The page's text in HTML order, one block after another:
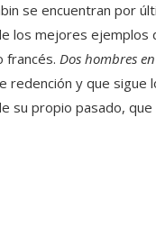
se encuentran por
los mejores ejemplos
francés. Dos hombres
y que sigue
su propio pasado,